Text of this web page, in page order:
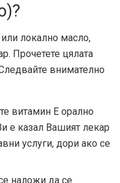
локално масло,
Прочетете цялата
внимателно
витамин Е орално
е казал Вашият лекар
услуги, дори ако се
наложи да се